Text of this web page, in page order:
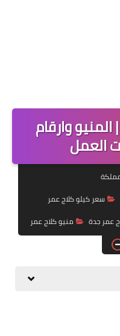
وارقام
العمل
سعر كيلو كلاج عمر
عمر جدة
منيو كلاج عمر